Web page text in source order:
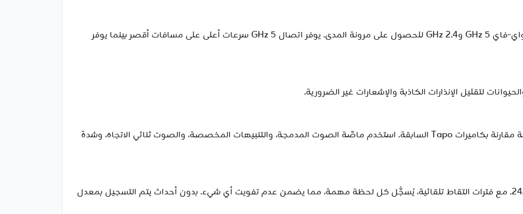
يمكن لمجموعة Tapo C460 الاتصال بكل من نطاقي واي-فاي 5 GHz و2.4 GHz للحصول على مرونة المدى. يوفر اتصال 5 GHz سرعات أعلى على مسافات أقصر بينما يوفر
يتيح معالج متقدم سرعات كشف أسرع مع تنبيهات دقيقة مقارنة بكاميرات Tapo السابقة. استخدم ماصّة الصوت المدمجة، والتنبيهات المخصصة، والصوت ثنائي الاتجاه، وشدة
تخلص من قيود البطارية واستمتع بالتسجيل المستمر 24/7. مع فترات التقاط تلقائية، يُسجَّل كل لحظة مهمة، مما يضمن عدم تفويت أي شيء. بدون أحداث يتم التسجيل بمعدل